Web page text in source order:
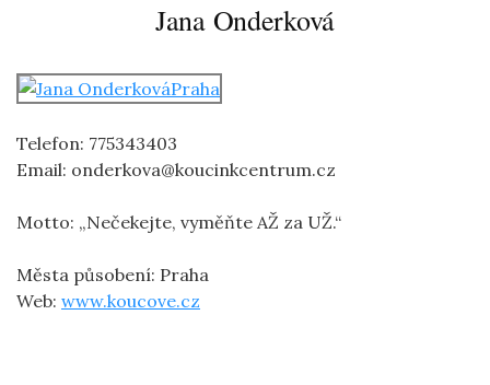
Jana Onderková
Telefon: 775343403
Email: onderkova@koucinkcentrum.cz
Motto: „Nečekejte, vyměňte AŽ za UŽ.“
Města působení: Praha
Web: www.koucove.cz